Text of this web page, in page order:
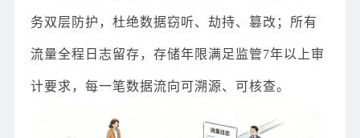
务双层防护，杜绝数据窃听、劫持、篡改；所有
流量全程日志留存，存储年限满足监管7年以上审
计要求，每一笔数据流向可溯源、可核查。